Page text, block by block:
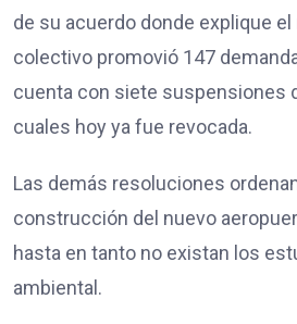
de su acuerdo donde explique
colectivo promovió 147
cuenta con siete suspensiones
cuales hoy ya fue revocada.
Las demás resoluciones
construcción del nuevo
hasta en tanto no existan los
ambiental.